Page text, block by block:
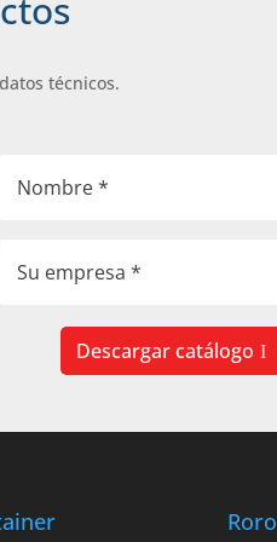
técnicos.
Descargar catálogo
Roro